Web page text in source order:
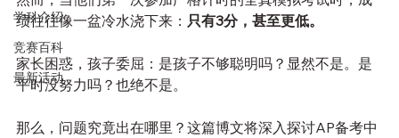
学科介绍
竞赛百科
最新活动
绩往往像一盆冷水浇下来： 只有3分，甚至更低。
家长困惑，孩子委屈：是孩子不够聪明吗？显然不是。是
平时没努力吗？也绝不是。
那么，问题究竟出在哪里？这篇博文将深入探讨AP备考中